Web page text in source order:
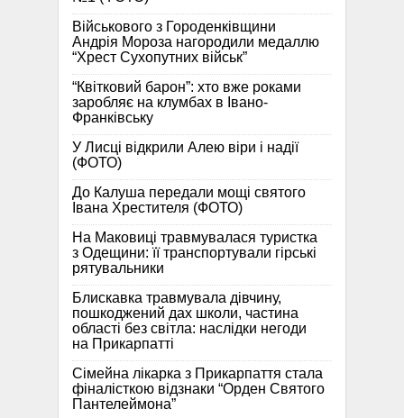
Військового з Городенківщини
Андрія Мороза нагородили медаллю
“Хрест Сухопутних військ”
“Квітковий барон”: хто вже роками
заробляє на клумбах в Івано-
Франківську
У Лисці відкрили Алею віри і надії
(ФОТО)
До Калуша передали мощі святого
Івана Хрестителя (ФОТО)
На Маковиці травмувалася туристка
з Одещини: її транспортували гірські
рятувальники
Блискавка травмувала дівчину,
пошкоджений дах школи, частина
області без світла: наслідки негоди
на Прикарпатті
Сімейна лікарка з Прикарпаття стала
фіналісткою відзнаки “Орден Святого
Пантелеймона”